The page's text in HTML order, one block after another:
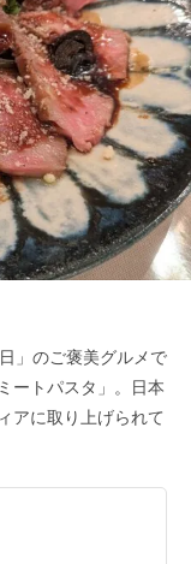
」のご褒美グルメで
ートパスタ」。日本
アに取り上げられて